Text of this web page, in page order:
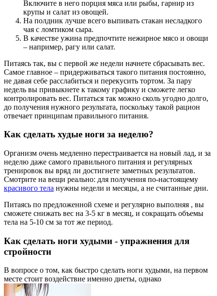
Включите в него порция мяса или рыбы, гарнир из
крупы и салат из овощей.
На полдник лучше всего выпивать стакан несладкого
чая с ломтиком сыра.
В качестве ужина предпочтите нежирное мясо и овощи
– например, рагу или салат.
Питаясь так, вы с первой же недели начнете сбрасывать вес.
Самое главное – придерживаться такого питания постоянно,
не давая себе расслабиться и перекусить тортом. За пару
недель вы привыкнете к такому графику и сможете легко
контролировать вес. Питаться так можно сколь угодно долго,
до получения нужного результата, поскольку такой рацион
отвечает принципам правильного питания.
Как сделать худые ноги за неделю?
Организм очень медленно перестраивается на новый лад, и за
неделю даже самого правильного питания и регулярных
тренировок вы вряд ли достигнете заметных результатов.
Смотрите на вещи реально: для получения по-настоящему
красивого тела нужны недели и месяцы, а не считанные дни.
Питаясь по предложенной схеме и регулярно выполняя , вы
сможете снижать вес на 3-5 кг в месяц, и сокращать объемы
тела на 5-10 см за тот же период.
Как сделать ноги худыми - упражнения для
стройности
В вопросе о том, как быстро сделать ноги худыми, на первом
месте стоит воздействие именно диеты, однако